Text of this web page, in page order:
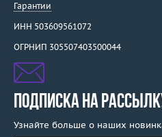
Гарантии
ИНН 503609561072
ОГРНИП 305507403500044
ПОДПИСКА НА
Узнайте больше о наших